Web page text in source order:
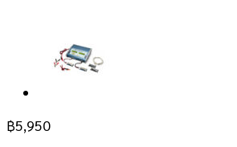
฿5,950